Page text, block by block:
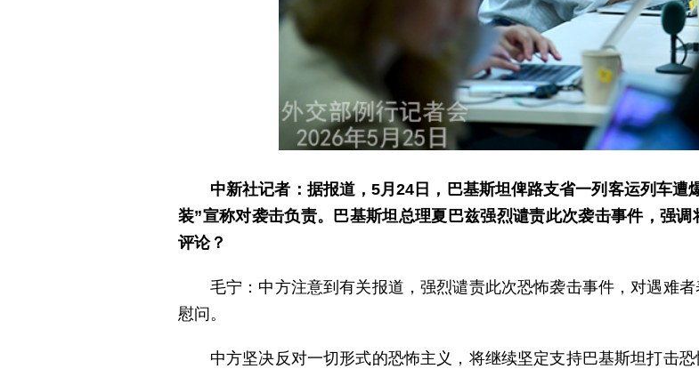
中新社记者：据报道，5月24日，巴基斯坦俾路支省一列客运列车
装”宣称对袭击负责。巴基斯坦总理夏巴兹强烈谴责此次袭击事件，强
评论？
毛宁：中方注意到有关报道，强烈谴责此次恐怖袭击事件，对遇难
慰问。
中方坚决反对一切形式的恐怖主义，将继续坚定支持巴基斯坦打击